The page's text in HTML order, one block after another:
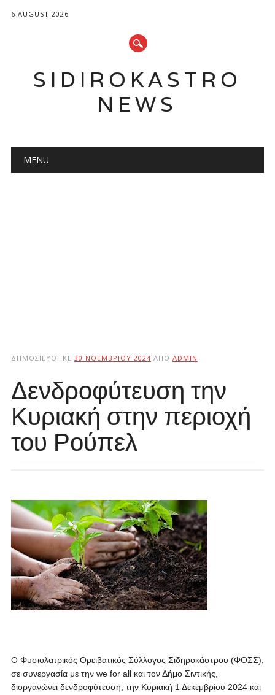
6 AUGUST 2026
SIDIROKASTRO
NEWS
Main menu
MENU
ΔΗΜΟΣΙΕΎΘΗΚΕ 30 ΝΟΕΜΒΡΊΟΥ 2024 ΑΠΌ ADMIN
Δενδροφύτευση την
Κυριακή στην περιοχή
του Ρούπελ
Ο Φυσιολατρικός Ορειβατικός Σύλλογος Σιδηροκάστρου (ΦΟΣΣ),
σε συνεργασία με την we for all και τον Δήμο Σιντικής,
διοργανώνει δενδροφύτευση, την Κυριακή 1 Δεκεμβρίου 2024 και